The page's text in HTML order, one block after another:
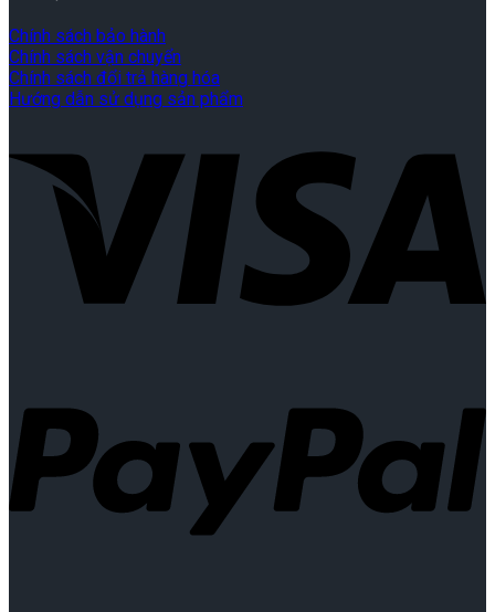
Chính sách bảo hành
Chính sách vận chuyển
Chính sách đổi trả hàng hóa
Hướng dẫn sử dụng sản phẩm